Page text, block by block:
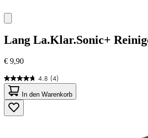
Lang La.Klar.Sonic+
€ 9,90
4.8 (4)
4.8
von
5
Sternen.
4
In den Warenkorb